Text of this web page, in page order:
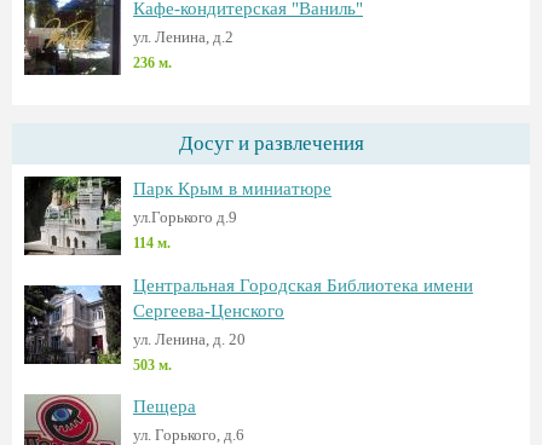
Кафе-кондитерская "Ваниль"
ул. Ленина, д.2
236 м.
Досуг и развлечения
Парк Крым в миниатюре
ул.Горького д.9
114 м.
Центральная Городская Библиотека имени
Сергеева-Ценского
ул. Ленина, д. 20
503 м.
Пещера
ул. Горького, д.6